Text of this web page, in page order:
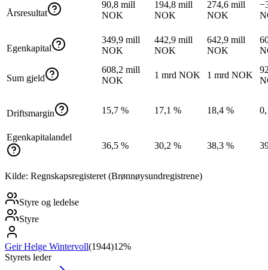
Årsresultat
90,8 mill
NOK
194,8 mill
NOK
274,6 mill
NOK
Egenkapital
349,9 mill
NOK
442,9 mill
NOK
642,9 mill
NOK
Sum gjeld
608,2 mill
NOK
1 mrd NOK 1 mrd NOK
Driftsmargin 15,7 % 17,1 % 18,4 %
Egenkapitalandel
36,5 %
30,2 % 38,3 %
Kilde: Regnskapsregisteret (Brønnøysundregistrene)
Styre og ledelse
Styre
Geir Helge Wintervoll(1944)12%
Styrets leder